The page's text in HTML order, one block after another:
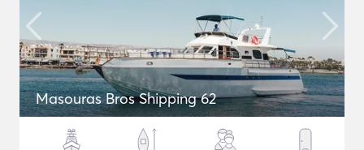
Masouras Bros Shipping 62